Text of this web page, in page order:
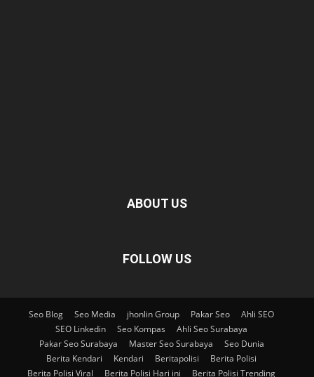
ABOUT US
FOLLOW US
Seo Blog Seo Media jhonlin Group Pakar Seo
Ahli SEO
SEO Linkedin
Seo Kompas
Ahli Seo Surabaya
Pakar Seo Surabaya
Master Seo Surabaya
Seo Dunia
Berita Kendari
Kendari Beritapolisi
Berita Polisi
Berita Polisi Viral
Berita Polisi Hari ini Berita Polisi Trending